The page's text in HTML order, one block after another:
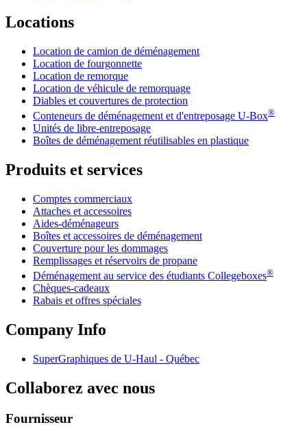
Locations
Location de camion de déménagement
Location de fourgonnette
Location de remorque
Location de véhicule de remorquage
Diables et couvertures de protection
Conteneurs de déménagement et d'entreposage U-Box®
Unités de libre-entreposage
Boîtes de déménagement réutilisables en plastique
Produits et services
Comptes commerciaux
Attaches et accessoires
Aides-déménageurs
Boîtes et accessoires de déménagement
Couverture pour les dommages
Remplissages et réservoirs de propane
Déménagement au service des étudiants Collegeboxes®
Chèques-cadeaux
Rabais et offres spéciales
Company Info
SuperGraphiques de U-Haul - Québec
Collaborez avec nous
Fournisseur